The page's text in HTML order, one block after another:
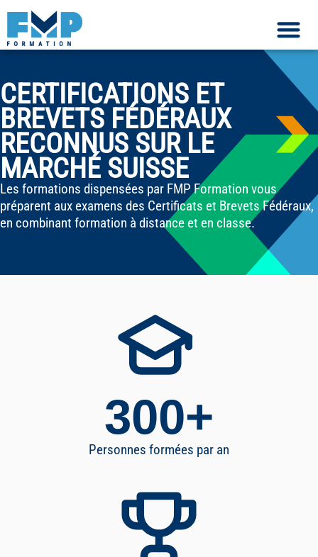
CERTIFICATIONS ET
BREVETS FÉDÉRAUX
RECONNUS SUR LE
MARCHÉ SUISSE
Les formations dispensées par FMP Formation vous
préparent aux examens des Certificats et Brevets Fédéraux,
en combinant formation à distance et en classe.
300+
Personnes formées par an